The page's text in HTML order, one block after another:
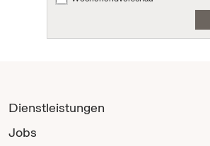
Dienstleistungen
Jobs